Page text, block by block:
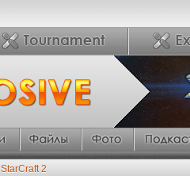
StarCraft 2